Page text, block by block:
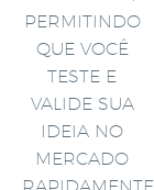
PERMITINDO
QUE VOCÊ
TESTE E
VALIDE SUA
IDEIA NO
MERCADO